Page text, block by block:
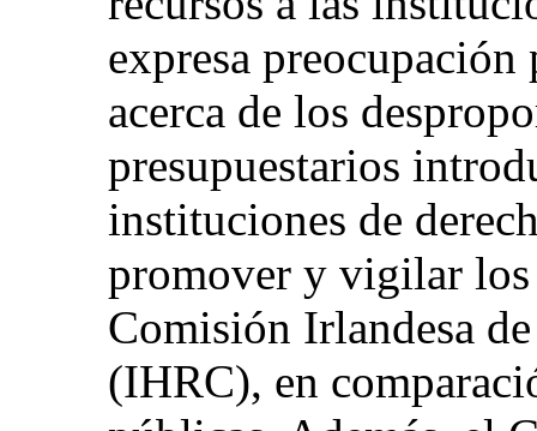
expresa
acerca de los
presupuestarios
instituciones de
promover y vigilar los
Comisión Irlandesa
(IHRC), en